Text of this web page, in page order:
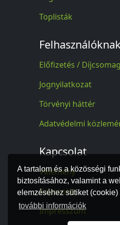
A tartalom és a közösségi
biztosításához, valamint a
elemzéséhez sütiket
további információk
Toplisták
Előfizetés /
Jognyilatkozat
Törvényi háttér
Adatvédelmi
Kapcsolat
Vélemény
Kapcsolat
Impresszum